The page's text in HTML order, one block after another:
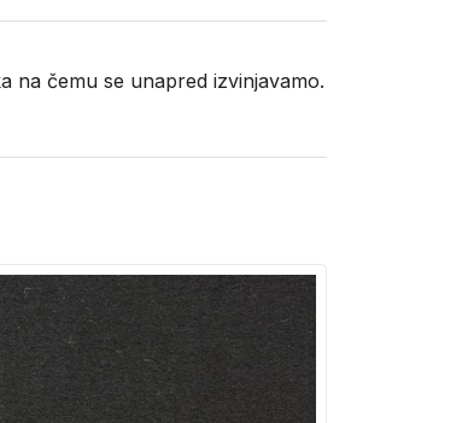
na čemu se unapred izvinjavamo.